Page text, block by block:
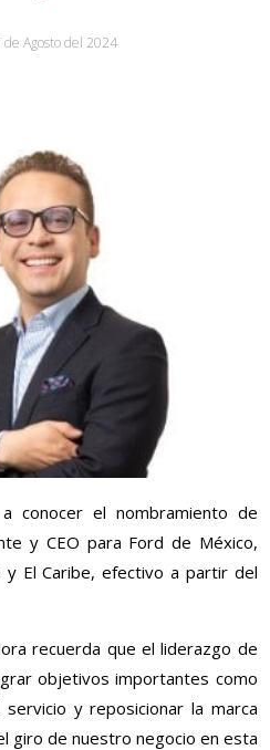
Agosto del 2024
conocer el nombramiento de
y CEO para Ford de México,
y El Caribe, efectivo a partir del
recuerda que el liderazgo de
objetivos importantes como
y reposicionar la marca
giro de nuestro negocio en esta